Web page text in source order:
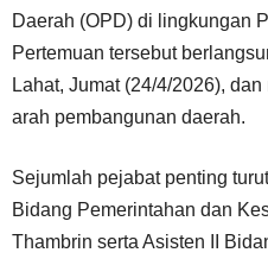
Daerah (OPD) di lingkungan
Pertemuan tersebut
Lahat, Jumat (24/4/2026),
arah pembangunan daerah.
Sejumlah pejabat penting
Bidang Pemerintahan dan
Thambrin serta Asisten II